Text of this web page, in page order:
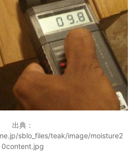
出典：
sblo_files/teak/image/moisture2
0content.jpg